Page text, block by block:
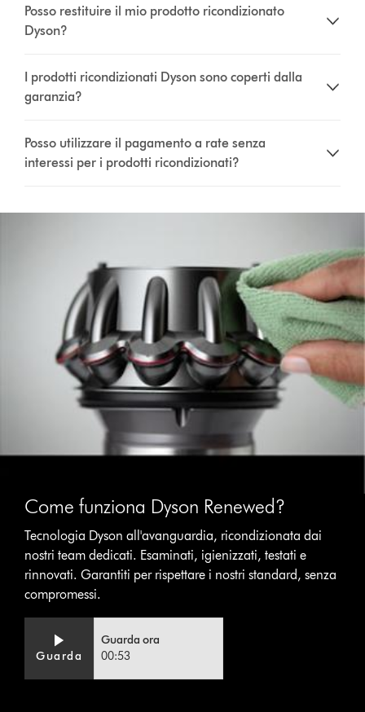
Posso restituire il mio prodotto ricondizionato
Dyson?
I prodotti ricondizionati Dyson sono coperti dalla
garanzia?
Posso utilizzare il pagamento a rate senza
interessi per i prodotti ricondizionati?
Come funziona Dyson Renewed?
Tecnologia Dyson all'avanguardia, ricondizionata dai
nostri team dedicati. Esaminati, igienizzati, testati e
rinnovati. Garantiti per rispettare i nostri standard, senza
compromessi.
Transcript
trascrizione
video
Guarda
Guarda ora
00:53